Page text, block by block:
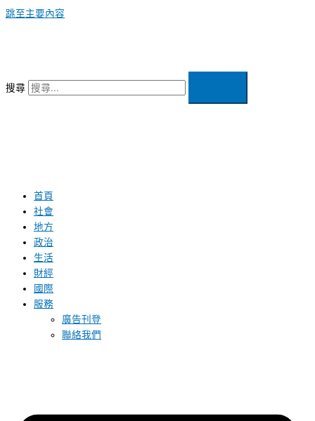
跳至主要內容
搜尋
首頁
社會
地方
政治
生活
財經
國際
服務
廣告刊登
聯絡我們